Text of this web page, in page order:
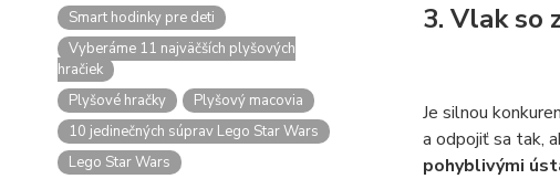
Smart hodinky pre deti
Vyberáme 11 najväčších plyšových
hračiek
Plyšové hračky
Plyšový macovia
10 jedinečných súprav Lego Star Wars
Lego Star Wars
3. Vlak so
Je silnou
a odpojiť sa tak,
pohyblivými